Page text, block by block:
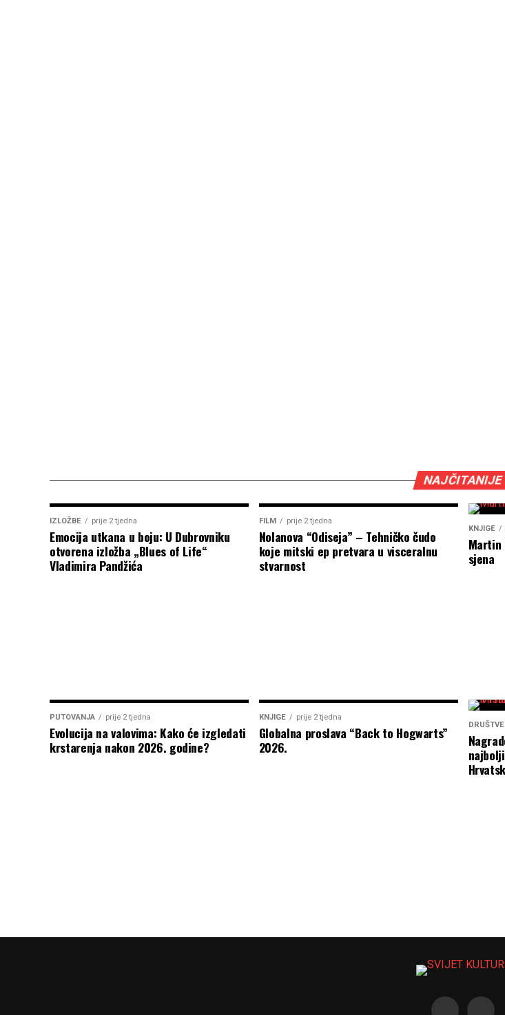
NAJČITANIJE
IZLOŽBE prije 2 tjedna
Emocija utkana u boju: U Dubrovniku
otvorena izložba „Blues of Life“
Vladimira Pandžića
FILM prije 2 tjedna
Nolanova “Odiseja” – Tehničko čudo
koje mitski ep pretvara u visceralnu
stvarnost
KNJIGE
Martin
sjena
PUTOVANJA prije 2 tjedna
Evolucija na valovima: Kako će izgledati
krstarenja nakon 2026. godine?
KNJIGE prije 2 tjedna
Globalna proslava “Back to Hogwarts”
2026.